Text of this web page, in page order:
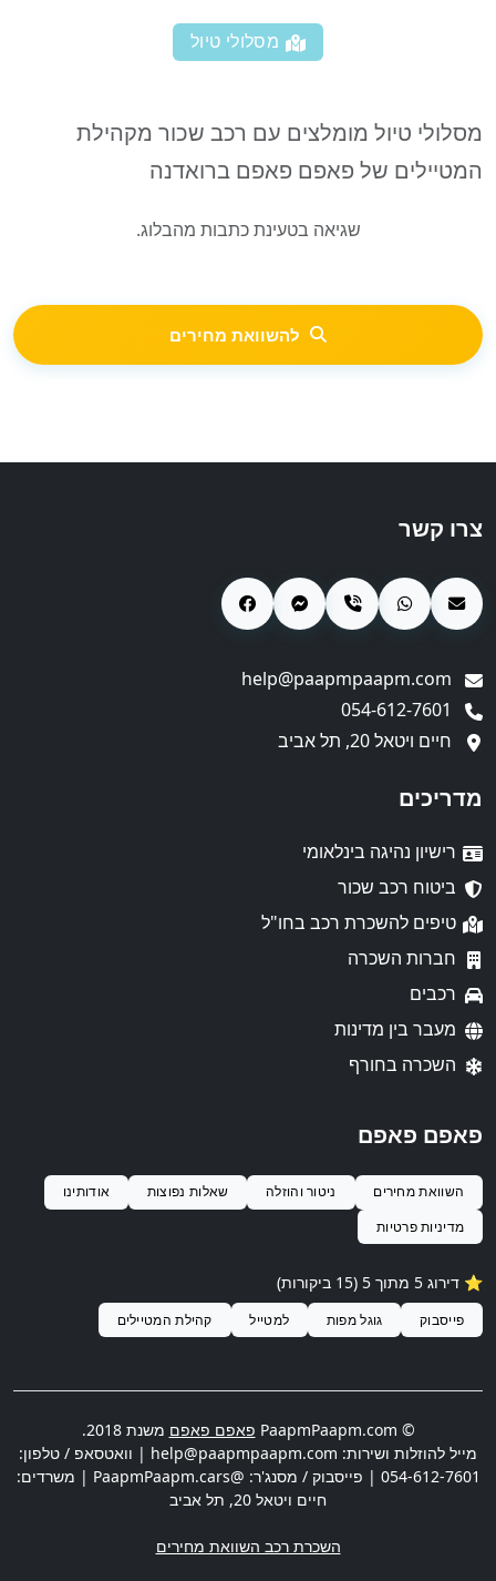
מסלולי טיול
מסלולי טיול מומלצים עם רכב שכור מקהילת
המטיילים של פאפם פאפם ברואדנה
שגיאה בטעינת כתבות מהבלוג.
להשוואת מחירים
צרו קשר
חיים ויטאל 20, תל אביב
מדריכים
רישיון נהיגה בינלאומי
ביטוח רכב שכור
טיפים להשכרת רכב בחו"ל
חברות השכרה
רכבים
מעבר בין מדינות
השכרה בחורף
פאפם פאפם
השוואת מחירים ניטור והוזלה שאלות נפוצות
אודותינו
מדיניות פרטיות
⭐️ דירוג 5 מתוך 5 (15 ביקורות)
פייסבוק גוגל מפות למטייל קהילת המטיילים
© PaapmPaapm.com פאפם פאפם משנת 2018.
מייל להוזלות ושירות: help@paapmpaapm.com | וואטסאפ / טלפון:
054-612-7601 | פייסבוק / מסנג'ר: @PaapmPaapm.cars | משרדים:
חיים ויטאל 20
, תל אביב
השכרת רכב השוואת מחירים